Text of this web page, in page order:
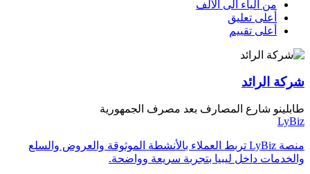
من الياء الى الألف
أعلى تعليق
أعلى تقييم
شركة الرائد
طابلينو شارع المصارف بعد مصرف الجمهورية
LyBiz
منصة LyBiz تربط العملاء بالأنشطة الموثوقة والعروض والسلع
والخدمات داخل ليبيا بتجربة سريعة وواضحة.